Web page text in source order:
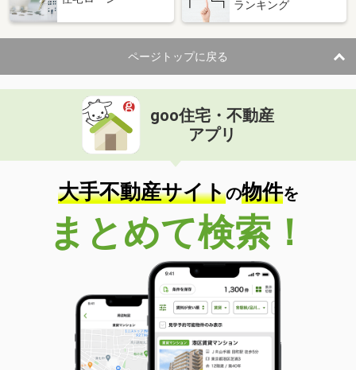
住 所
長崎県大村市宮小路３
専有面積 28.02m²
間取り
1K
長崎県西彼杵郡長与町高田郷
価 格
住 所
長崎県西彼杵郡長与町高田郷
専有面積 19.87m²
間取り
1K
長崎県西彼杵郡時津町西時津郷
価 格
5.60万円
長崎県西彼杵郡時津町西時津郷
48.6m²
間取り
2DK
長崎県長崎市南町
ランキング
ページトップに戻る
goo住宅・不動産
アプリ
大手不動産サイトの物件を
まとめて検索！